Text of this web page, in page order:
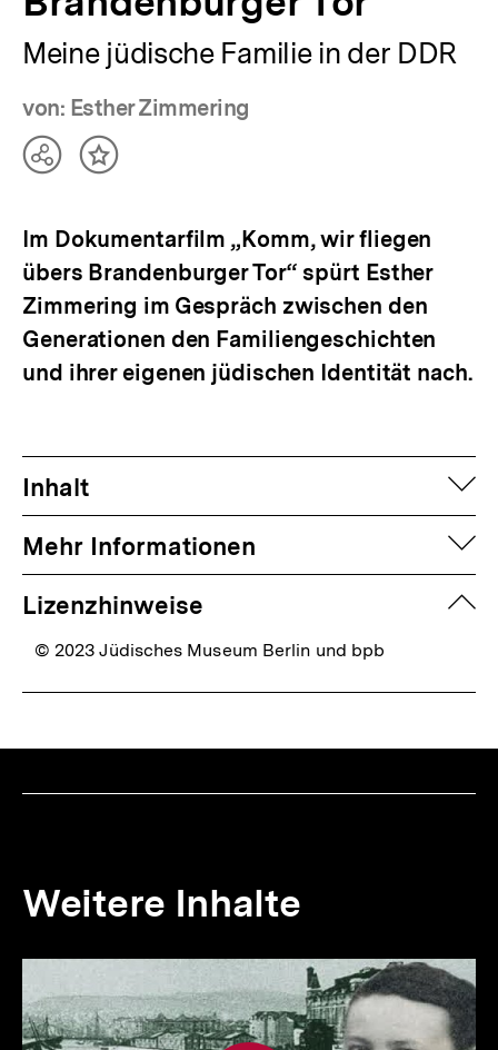
Meine jüdische Familie in der DDR
von: Esther Zimmering
TeilenInhalt
Im Dokumentarfilm „Komm, wir fliegen
übers Brandenburger Tor“ spürt Esther
Zimmering im Gespräch zwischen den
Generationen den Familiengeschichten
und ihrer eigenen jüdischen Identität nach.
Inhalt
Mehr Informationen
Lizenzhinweise
© 2023 Jüdisches Museum Berlin und bpb
Weitere Inhalte
für
weitere
Inhalte
Inhaltskarussell
überspringen